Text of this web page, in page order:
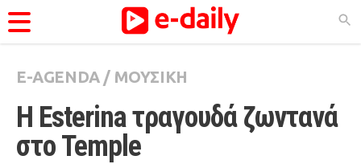
ΚΑΤΗΓΟΡΊΕΣ
Ειδήσεις
Θέματα
E-AGENDA/ ΜΟΥΣΙΚΗ
Η Esterina τραγουδά ζωντανά
στο Temple